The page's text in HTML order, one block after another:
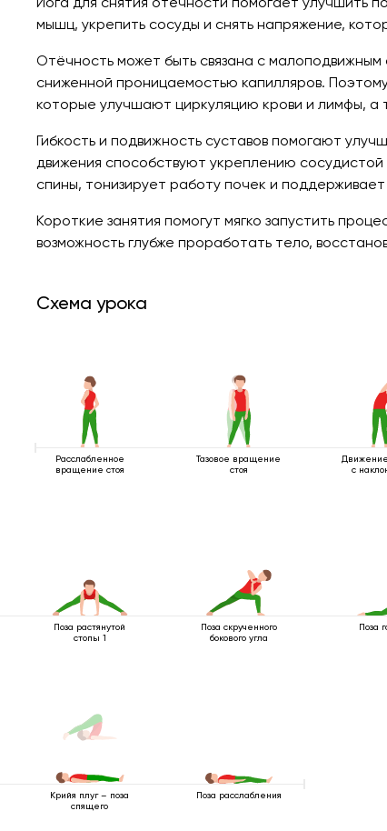
мышц, укрепить сосуды и снять напряжение,
Отёчность может быть связана с
сниженной проницаемостью капилляров.
которые улучшают циркуляцию крови и лимфы, а
Гибкость и подвижность суставов помогают
движения способствуют укреплению
спины, тонизирует работу почек и
Короткие занятия помогут мягко запустить
возможность глубже проработать тело,
Схема урока
Расслабленное
вращение стоя
Тазовое вращение
стоя
с
Поза растянутой
стопы 1
Поза скрученного
бокового угла
Поза
Крийя плуг – поза
спящего
Поза расслабления